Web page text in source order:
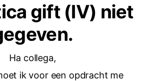
gift (IV) niet
Ha collega,
ik voor een opdracht me